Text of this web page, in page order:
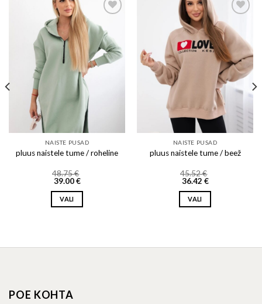
Add to wishlist
NAISTE PUSAD
pluus naistele tume / roheline
48.75€
39.00€
VALI
multiple
may
Add to wishlist
NAISTE PUSAD
pluus naistele tume / beež
45.52€
36.42 €
VALI
multiple
POE KOHTA